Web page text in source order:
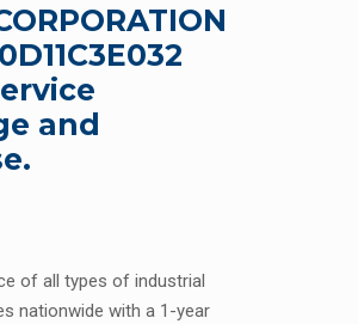
and
of all types of industrial
nationwide with a 1-year